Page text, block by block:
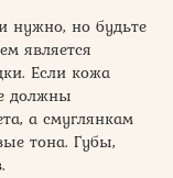
нужно, но будьте
является
Если кожа
должны
а смуглянкам
тона. Губы,